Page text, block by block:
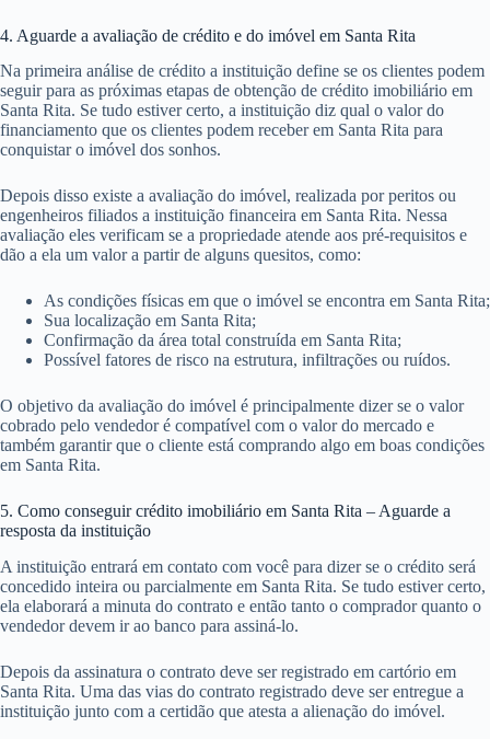
4. Aguarde a avaliação de crédito e do imóvel em Santa Rita
Na primeira análise de crédito a instituição define se os clientes podem
seguir para as próximas etapas de obtenção de crédito imobiliário em
Santa Rita. Se tudo estiver certo, a instituição diz qual o valor do
financiamento que os clientes podem receber em Santa Rita para
conquistar o imóvel dos sonhos.
Depois disso existe a avaliação do imóvel, realizada por peritos ou
engenheiros filiados a instituição financeira em Santa Rita. Nessa
avaliação eles verificam se a propriedade atende aos pré-requisitos e
dão a ela um valor a partir de alguns quesitos, como:
As condições físicas em que o imóvel se encontra em Santa Rita;
Sua localização em Santa Rita;
Confirmação da área total construída em Santa Rita;
Possível fatores de risco na estrutura, infiltrações ou ruídos.
O objetivo da avaliação do imóvel é principalmente dizer se o valor
cobrado pelo vendedor é compatível com o valor do mercado e
também garantir que o cliente está comprando algo em boas condições
em Santa Rita.
5. Como conseguir crédito imobiliário em Santa Rita – Aguarde a
resposta da instituição
A instituição entrará em contato com você para dizer se o crédito será
concedido inteira ou parcialmente em Santa Rita. Se tudo estiver certo,
ela elaborará a minuta do contrato e então tanto o comprador quanto o
vendedor devem ir ao banco para assiná-lo.
Depois da assinatura o contrato deve ser registrado em cartório em
Santa Rita. Uma das vias do contrato registrado deve ser entregue a
instituição junto com a certidão que atesta a alienação do imóvel.